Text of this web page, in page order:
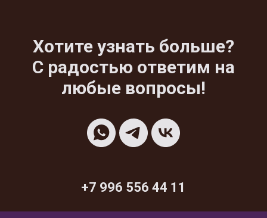
Хотите узнать больше?
С радостью ответим на
любые вопросы!
+7 996 556 44 11